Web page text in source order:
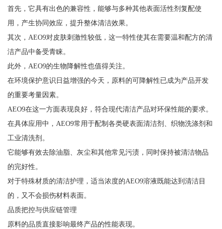
首先，它具有出色的兼容性，能够与多种其他表面活性剂复配使
用，产生协同效应，提升整体清洁效果。
其次，AEO9对皮肤刺激性较低，这一特性使其在需要温和配方的清
洁产品中备受青睐。
此外，AEO9的生物降解性也值得关注。
在环境保护意识日益增强的今天，原料的可降解性已成为产品开发
的重要考量因素。
AEO9在这一方面表现良好，符合现代清洁产品对环保性能的要求。
在具体应用中，AEO9常用于配制各类硬表面清洁剂、织物洗涤剂和
工业清洗剂。
它能够有效去除油脂、灰尘和其他常见污渍，同时保持被清洁物品
的完好性。
对于特殊材质的清洁护理，适当浓度的AEO9溶液既能达到清洁目
的，又不会损伤材料表面。
品质把控与供应链管理
原料的品质直接影响最终产品的性能表现。